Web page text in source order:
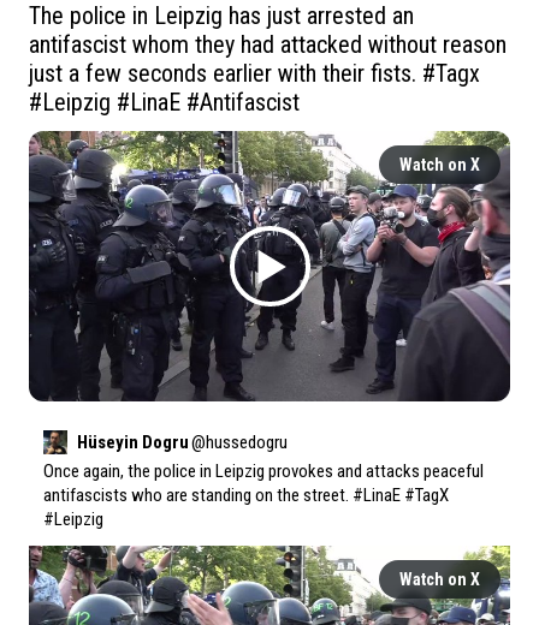
The police in Leipzig has just arrested an
antifascist whom they had attacked without reason
just a few seconds earlier with their fists. #Tagx
#Leipzig #LinaE #Antifascist
Watch on X
Hüseyin Dogru@hussedogru
Once again, the police in Leipzig provokes and attacks peaceful
antifascists who are standing on the street. #LinaE #TagX
#Leipzig
Watch on X